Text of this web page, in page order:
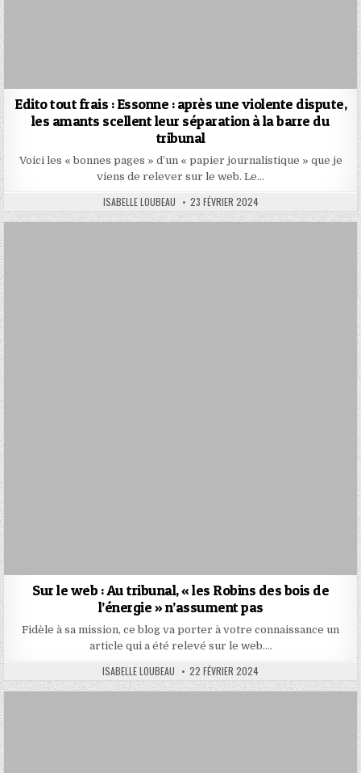
Edito tout frais : Essonne : après une violente dispute,
les amants scellent leur séparation à la barre du
tribunal
Voici les « bonnes pages » d’un « papier journalistique » que je
viens de relever sur le web. Le…
AUTHOR:
ISABELLE LOUBEAU PUBLISHED
DATE:
23 FÉVRIER 2024
Sur le web : Au tribunal, « les Robins des bois de
l’énergie » n’assument pas
Fidèle à sa mission, ce blog va porter à votre connaissance un
article qui a été relevé sur le web….
AUTHOR:
ISABELLE LOUBEAU PUBLISHED
DATE:
22 FÉVRIER 2024